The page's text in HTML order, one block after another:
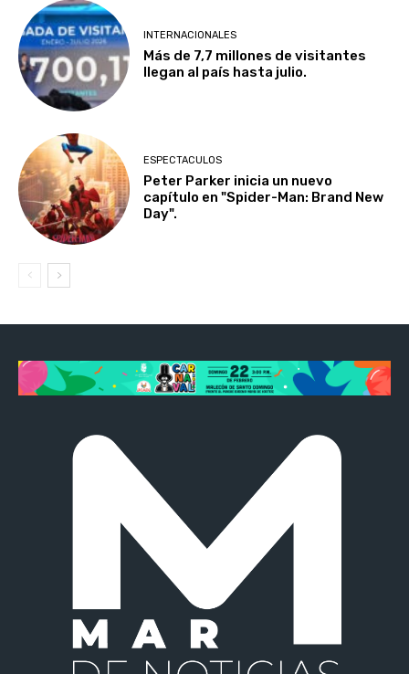
INTERNACIONALES
Más de 7,7 millones de visitantes
llegan al país hasta julio.
ESPECTACULOS
Peter Parker inicia un nuevo
capítulo en "Spider-Man: Brand New
Day".